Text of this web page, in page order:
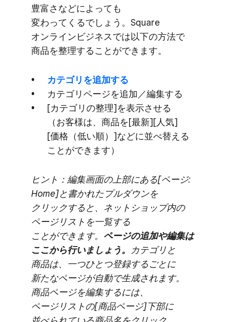
豊富さなどに​よっても​
変わってくるでしょう。​Square
オンラインビジネスでは​以下の​方法で​
商品を​整理する​ことができます。
カテゴリを​追加する
カテゴリページを​追加／編集する
[カテゴリの​整理]を​表示させる​
（お客様は、​商品を​[最新][人気]
[価格​（低い​順）​]などに​並べ替える​
ことができます）
ヒント：編集画面の​上部に​ある​[ページ:
Home]と​書かれた​プルダウンを​
クリックすると、​ネットショップ内の​
ページリストを​一覧する​
ことができます。 ​ページの​追加や​編集は​
ここから​行いましょう。
​カテゴリと​
商品は、​一つ​ひとつ登録する​ごとに​
新たな​ページが​自動で​生成されます。​
商品ページを​編集するには、​
ページリストの​[商品ページ]下部に​